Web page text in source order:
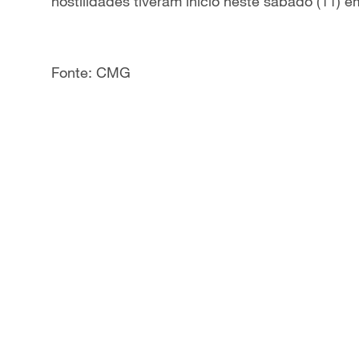
Fonte: CMG